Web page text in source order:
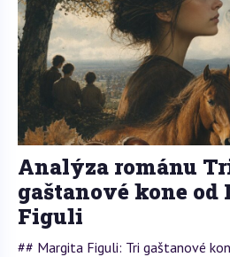
Analýza románu
gaštanové kone
Figuli
## Margita Figuli: Tri gaštanové